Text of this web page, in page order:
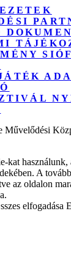
Művelődési
kat használunk,
A
az oldalon
elfogadása